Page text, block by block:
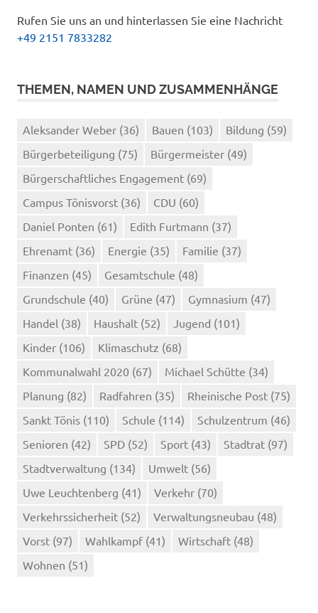
Rufen Sie uns an und hinterlassen Sie eine Nachricht
+49 2151 7833282
THEMEN, NAMEN UND ZUSAMMENHÄNGE
Aleksander Weber (36) Bauen (103) Bildung (59)
Bürgerbeteiligung (75) Bürgermeister (49)
Bürgerschaftliches Engagement (69)
Campus Tönisvorst (36) CDU (60)
Daniel Ponten (61) Edith Furtmann (37)
Ehrenamt (36) Energie (35) Familie (37)
Finanzen (45) Gesamtschule (48)
Grundschule (40) Grüne (47) Gymnasium (47)
Handel (38) Haushalt (52) Jugend (101)
Kinder (106) Klimaschutz (68)
Kommunalwahl 2020 (67) Michael Schütte (34)
Planung (82) Radfahren (35) Rheinische Post (75)
Sankt Tönis (110) Schule (114) Schulzentrum (46)
Senioren (42) SPD (52) Sport (43) Stadtrat (97)
Stadtverwaltung (134) Umwelt (56)
Uwe Leuchtenberg (41) Verkehr (70)
Verkehrssicherheit (52) Verwaltungsneubau (48)
Vorst (97) Wahlkampf (41) Wirtschaft (48)
Wohnen (51)